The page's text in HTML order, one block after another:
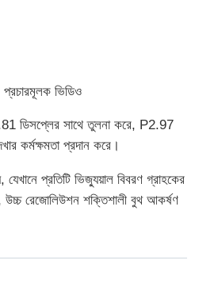
ভিডিও
ডিসপ্লের সাথে তুলনা করে, P2.97
কর্মক্ষমতা প্রদান করে।
যেখানে প্রতিটি ভিজ্যুয়াল বিবরণ গ্রাহকের
উচ্চ রেজোলিউশন শক্তিশালী বুথ আকর্ষণ